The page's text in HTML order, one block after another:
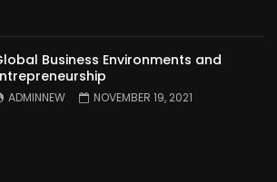
Business Environments and
ADMINNEW NOVEMBER 19, 2021